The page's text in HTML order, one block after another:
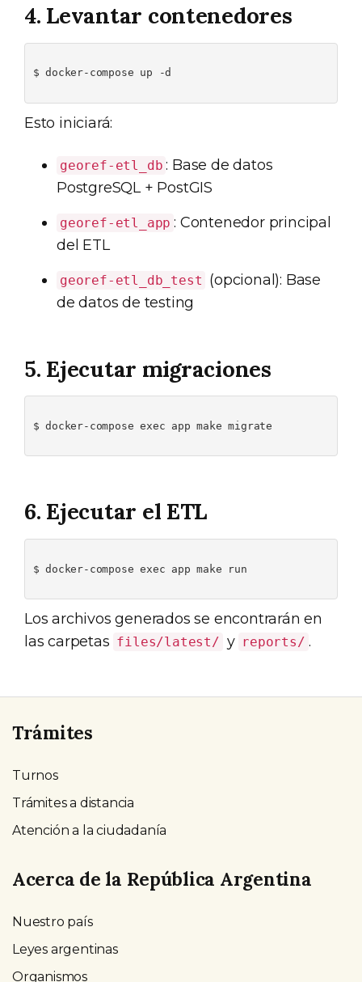
4. Levantar contenedores
$ docker-compose up -d
Esto iniciará:
georef-etl_db : Base de datos
PostgreSQL + PostGIS
georef-etl_app : Contenedor principal
del ETL
georef-etl_db_test (opcional): Base
de datos de testing
5. Ejecutar migraciones
$ docker-compose exec app make migrate
6. Ejecutar el ETL
$ docker-compose exec app make run
Los archivos generados se encontrarán en
las carpetas files/latest/ y reports/ .
Trámites
Turnos
Trámites a distancia
Atención a la ciudadanía
Acerca de la República Argentina
Nuestro país
Leyes argentinas
Organismos